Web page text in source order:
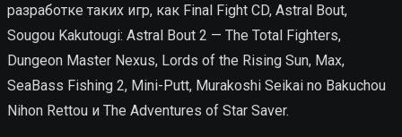
разработке таких игр, как Final Fight CD, Astral Bout,
Sougou Kakutougi: Astral Bout 2 — The Total Fighters,
Dungeon Master Nexus, Lords of the Rising Sun, Max,
SeaBass Fishing 2, Mini-Putt, Murakoshi Seikai no Bakuchou
Nihon Rettou и The Adventures of Star Saver.